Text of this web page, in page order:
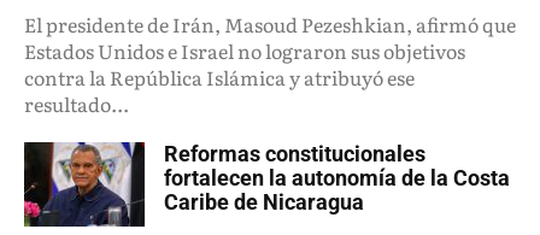
El presidente de Irán, Masoud Pezeshkian, afirmó que
Estados Unidos e Israel no lograron sus objetivos
contra la República Islámica y atribuyó ese
resultado...
Reformas constitucionales
fortalecen la autonomía de la Costa
Caribe de Nicaragua